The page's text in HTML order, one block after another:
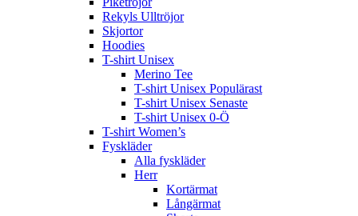
Rekyls Ulltröjor
Skjortor
Hoodies
T-shirt Unisex
Merino Tee
T-shirt Unisex Populärast
T-shirt Unisex Senaste
T-shirt Unisex 0-Ö
T-shirt Women’s
Fyskläder
Alla fyskläder
Herr
Kortärmat
Långärmat